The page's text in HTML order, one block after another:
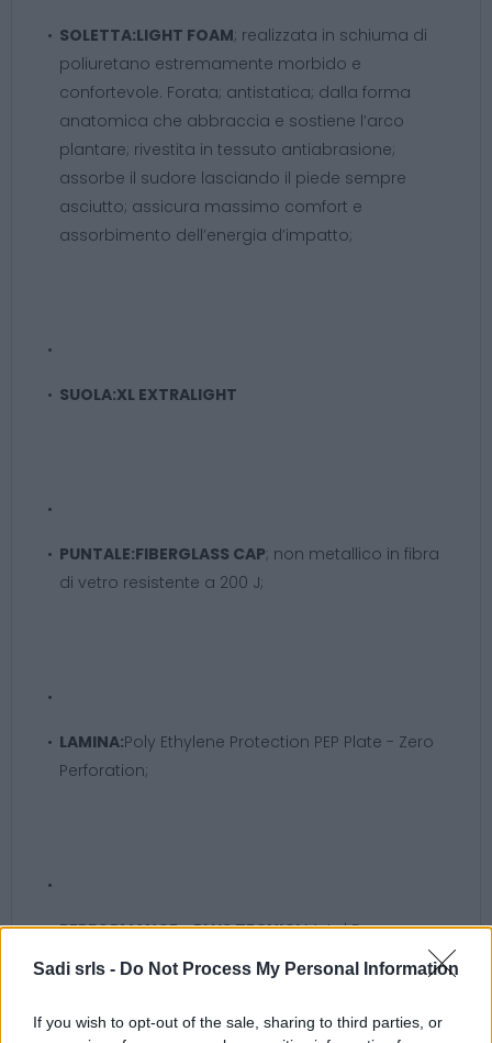
Sadi srls - Do Not Process My Personal Information
If you wish to opt-out of the sale, sharing to third parties, or
SOLETTA:LIGHT FOAM; realizzata in schiuma di
poliuretano estremamente morbido e
confortevole. Forata; antistatica; dalla forma
anatomica che abbraccia e sostiene l’arco
plantare; rivestita in tessuto antiabrasione;
assorbe il sudore lasciando il piede sempre
asciutto; assicura massimo comfort e
assorbimento dell’energia d’impatto;
SUOLA:XL EXTRALIGHT
PUNTALE:FIBERGLASS CAP; non metallico in fibra
di vetro resistente a 200 J;
LAMINA:Poly Ethylene Protection PEP Plate - Zero
Perforation;
PERFORMANCE - PLUS TECNICI:Metal Free;